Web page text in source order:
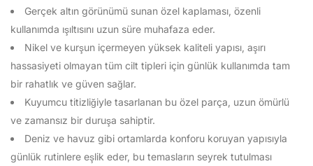
Gerçek altın görünümü sunan özel kaplaması, özenli
kullanımda ışıltısını uzun süre muhafaza eder.
Nikel ve kurşun içermeyen yüksek kaliteli yapısı, aşırı
hassasiyeti olmayan tüm cilt tipleri için günlük kullanımda tam
bir rahatlık ve güven sağlar.
Kuyumcu titizliğiyle tasarlanan bu özel parça, uzun ömürlü
ve zamansız bir duruşa sahiptir.
Deniz ve havuz gibi ortamlarda konforu koruyan yapısıyla
günlük rutinlere eşlik eder, bu temasların seyrek tutulması